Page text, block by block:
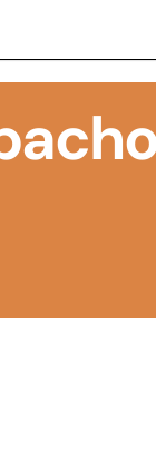
dentre outros